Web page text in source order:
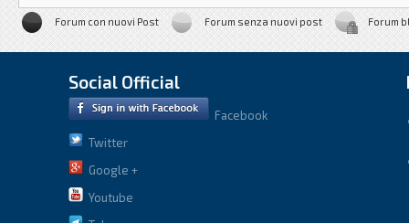
Forum con nuovi Post Forum senza nuovi post Forum
Social Official
Facebook
Twitter
Google +
Youtube